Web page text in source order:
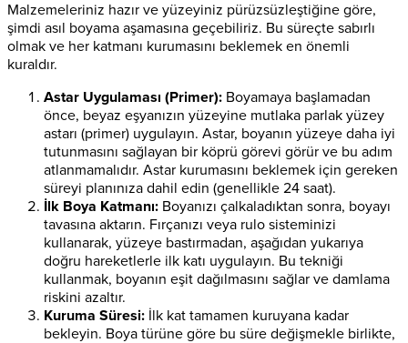
Malzemeleriniz hazır ve yüzeyiniz pürüzsüzleştiğine göre,
şimdi asıl boyama aşamasına geçebiliriz. Bu süreçte sabırlı
olmak ve her katmanı kurumasını beklemek en önemli
kuraldır.
Astar Uygulaması (Primer): Boyamaya başlamadan
önce, beyaz eşyanızın yüzeyine mutlaka parlak yüzey
astarı (primer) uygulayın. Astar, boyanın yüzeye daha iyi
tutunmasını sağlayan bir köprü görevi görür ve bu adım
atlanmamalıdır. Astar kurumasını beklemek için gereken
süreyi planınıza dahil edin (genellikle 24 saat).
İlk Boya Katmanı: Boyanızı çalkaladıktan sonra, boyayı
tavasına aktarın. Fırçanızı veya rulo sisteminizi
kullanarak, yüzeye bastırmadan, aşağıdan yukarıya
doğru hareketlerle ilk katı uygulayın. Bu tekniği
kullanmak, boyanın eşit dağılmasını sağlar ve damlama
riskini azaltır.
Kuruma Süresi: İlk kat tamamen kuruyana kadar
bekleyin. Boya türüne göre bu süre değişmekle birlikte,